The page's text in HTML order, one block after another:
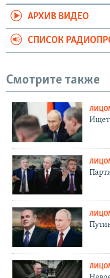
АРХИВ ВИДЕО
СПИСОК
Смотрите также
Ищет